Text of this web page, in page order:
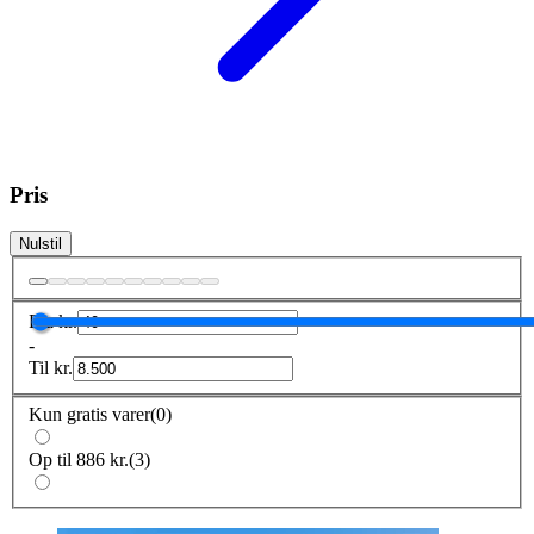
Pris
Nulstil
Frakr.
-
Til kr.
Kun gratis varer(0)
Op til 886 kr.(3)